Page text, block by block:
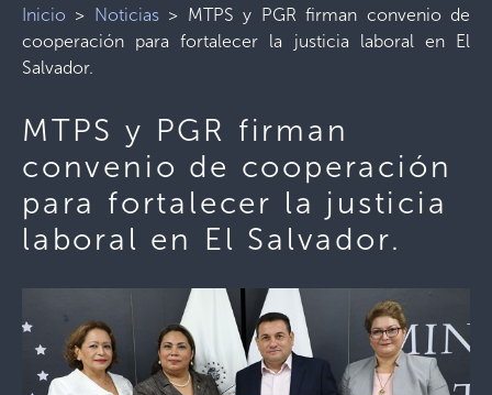
Inicio > Noticias> MTPS y PGR firman convenio de
cooperación para fortalecer la justicia laboral en El
Salvador.
MTPS y PGR firman
convenio de cooperación
para fortalecer la justicia
laboral en El Salvador.